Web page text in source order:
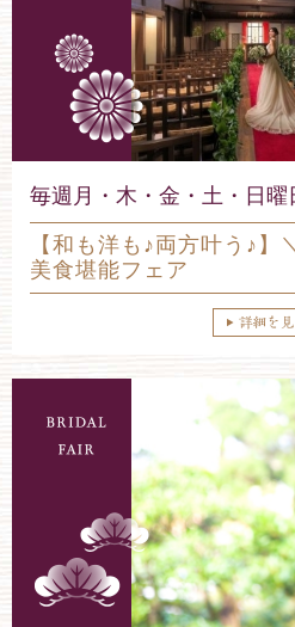
毎週月・木・金・土・日曜
【和も洋も♪両方叶う♪】
美食堪能フェア